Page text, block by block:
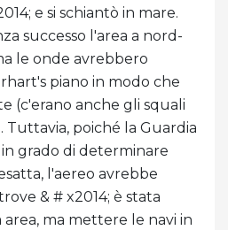
e si schiantò in mare.
successo l'area a nord-
le onde avrebbero
piano in modo che
(c'erano anche gli squali
Tuttavia, poiché la Guardia
grado di determinare
l'aereo avrebbe
& # x2014; è stata
ma mettere le navi in